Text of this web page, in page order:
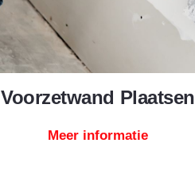
Voorzetwand Plaatsen
Meer informatie